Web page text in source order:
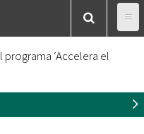
‘Accelera el